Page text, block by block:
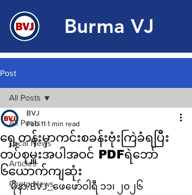
Burma VJ
Post
All Posts
Local News
Articles
Photo News
All Posts
ရှေ့တန်းမှာကင်းစခန်းဗုံးကြဲခံရပြီး
တပ်စုမှူးအပါအဝင် PDFရဲဘော်
၆ယောက်ကျဆုံး
BVJ
Feb 11 1 min read
မိုနာ/BVJ_ဖေဖော်ဝါရီ ၁၁၊ ၂၀၂၆